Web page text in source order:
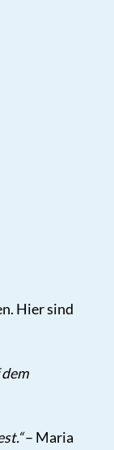
Hier sind
– Maria